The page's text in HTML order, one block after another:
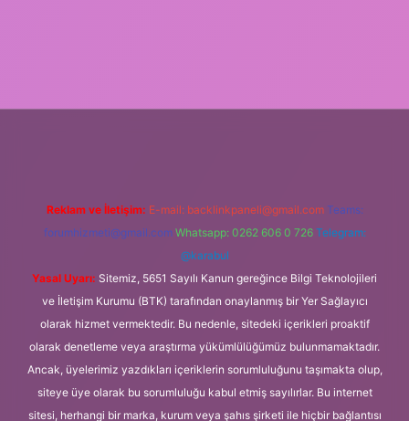
Reklam ve İletişim: E-mail: backlinkpaneli@gmail.com Teams:
forumhizmeti@gmail.com Whatsapp: 0262 606 0 726 Telegram:
@karabul
Yasal Uyarı: Sitemiz, 5651 Sayılı Kanun gereğince Bilgi Teknolojileri
ve İletişim Kurumu (BTK) tarafından onaylanmış bir Yer Sağlayıcı
olarak hizmet vermektedir. Bu nedenle, sitedeki içerikleri proaktif
olarak denetleme veya araştırma yükümlülüğümüz bulunmamaktadır.
Ancak, üyelerimiz yazdıkları içeriklerin sorumluluğunu taşımakta olup,
siteye üye olarak bu sorumluluğu kabul etmiş sayılırlar. Bu internet
sitesi, herhangi bir marka, kurum veya şahıs şirketi ile hiçbir bağlantısı